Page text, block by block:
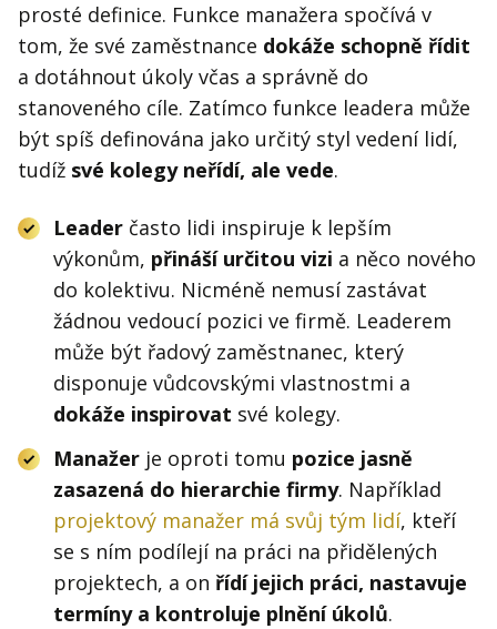
prosté definice. Funkce manažera spočívá v
tom, že své zaměstnance dokáže schopně řídit
a dotáhnout úkoly včas a správně do
stanoveného cíle. Zatímco funkce leadera může
být spíš definována jako určitý styl vedení lidí,
tudíž své kolegy neřídí, ale vede.
Leader často lidi inspiruje k lepším
výkonům, přináší určitou vizi a něco nového
do kolektivu. Nicméně nemusí zastávat
žádnou vedoucí pozici ve firmě. Leaderem
může být řadový zaměstnanec, který
disponuje vůdcovskými vlastnostmi a
dokáže inspirovat své kolegy.
Manažer je oproti tomu pozice jasně
zasazená do hierarchie firmy. Například
projektový manažer má svůj tým lidí, kteří
se s ním podílejí na práci na přidělených
projektech, a on řídí jejich práci, nastavuje
termíny a kontroluje plnění úkolů.